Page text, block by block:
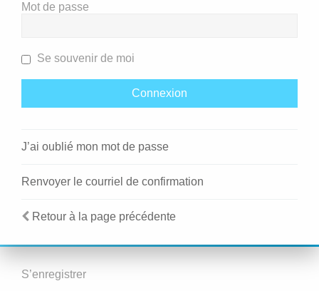
Mot de passe
Se souvenir de moi
J’ai oublié mon mot de passe
Renvoyer le courriel de confirmation
Retour à la page précédente
S’enregistrer